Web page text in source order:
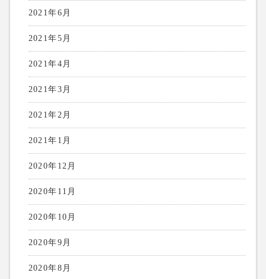
2021年6月
2021年5月
2021年4月
2021年3月
2021年2月
2021年1月
2020年12月
2020年11月
2020年10月
2020年9月
2020年8月